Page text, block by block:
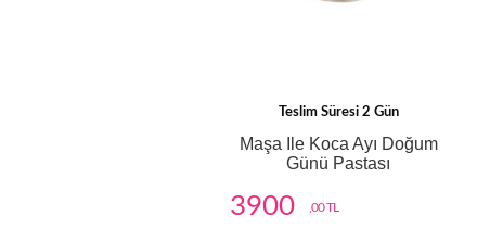
Teslim Süresi 2 Gün
Maşa Ile Koca Ayı Doğum
Günü Pastası
3900 ,00 TL